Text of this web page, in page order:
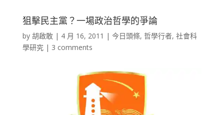
狙擊民主黨？一場政治哲學的爭論
by 胡啟敢| 4 月 16, 2011 | 今日頭條, 哲學行者, 社會科
學研究| 3 comments